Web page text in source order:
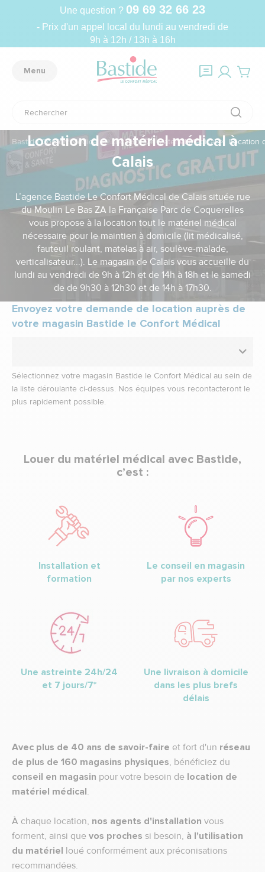
Une question ? 09 69 32 66 23
- Prix d'un appel local du lundi au vendredi de
9h à 12h / 13h à 16h
Menu
Bastide Confort Médical Location De Matériel Médical Location
Location de matériel médical à
Calais
L’agence Bastide Le Confort Médical de Calais située rue
du Moulin Le Bas ZA la Française Parc de Coquerelles
vous propose à la location tout le matériel médical
nécessaire pour le maintien à domicile (lit médicalisé,
fauteuil roulant, matelas à air, soulève-malade,
verticalisateur...). Le magasin de Calais vous accueille du
lundi au vendredi de 9h à 12h et de 14h à 18h et le samedi
de de 9h30 à 12h30 et de 14h à 17h30.
Envoyez votre demande de location auprès de
votre magasin Bastide le Confort Médical
Sélectionnez votre magasin Bastide le Confort Médical au sein de
la liste déroulante ci-dessus. Nos équipes vous recontacteront le
plus rapidement possible.
Louer du matériel médical avec Bastide,
c’est :
Installation et
formation
Le conseil en magasin
par nos experts
Une astreinte 24h/24
et 7 jours/7*
Une livraison à domicile
dans les plus brefs
délais
Avec plus de 40 ans de savoir-faire et fort d'un réseau
de plus de 160 magasins physiques, bénéficiez du
conseil en magasin pour votre besoin de location de
matériel médical.
À chaque location, nos agents d'installation vous
forment, ainsi que vos proches si besoin, à l'utilisation
du matériel loué conformément aux préconisations
recommandées.